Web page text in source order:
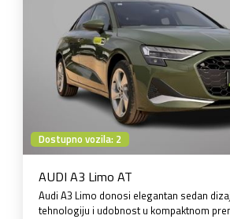
Dostupno vozila: 2
AUDI A3 Limo AT
Audi A3 Limo donosi elegantan sedan
tehnologiju i udobnost u kompaktnom